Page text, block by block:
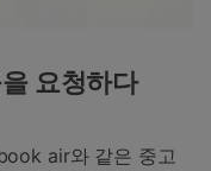
요청하다
air와 같은 중고